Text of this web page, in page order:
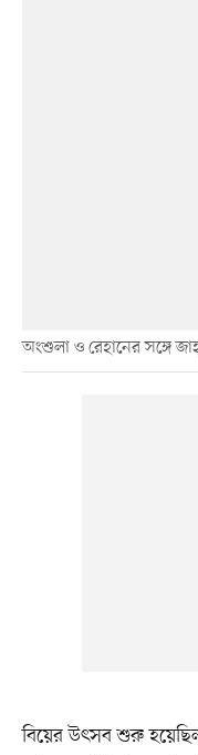
অংশুলা ও রেহানের সঙ্গে
বিয়ের উৎসব শুরু